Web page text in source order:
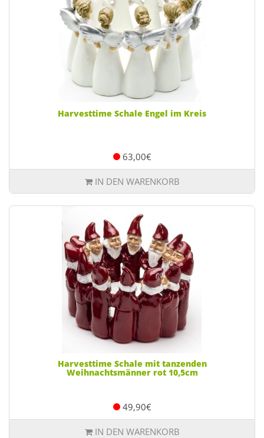
Harvesttime Schale Engel im Kreis
63,00€
IN DEN WARENKORB
Harvesttime Schale mit tanzenden
Weihnachtsmänner rot 10,5cm
49,90€
IN DEN WARENKORB